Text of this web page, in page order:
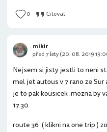
0 Citovat
Nejsem si jisty jestli to neni
mel jet autous v 7 rano ze Sur
je to pak kousicek .mozna by
17.30
route 36 ( klikni na one trip )
mikir
před 7 lety (20. 08. 2019